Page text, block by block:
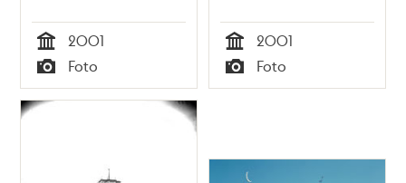
Tid
2001
Typ
Foto Tid
2001
Typ
Foto